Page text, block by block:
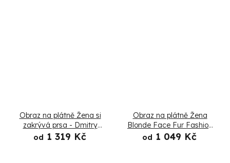
Obraz na plátně Žena si
zakrývá prsa - Dmitry
Belov
od 1 319 Kč
Obraz na plátně Žena
Blonde Face Fur Fashion
- Irina Sadykova
od 1 049 Kč